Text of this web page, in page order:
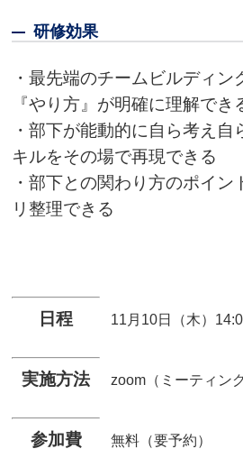
研修効果
・最先端のチームビルディン
『やり方』が明確に理解でき
・部下が能動的に自ら考え自
キルをその場で再現できる
・部下との関わり方のポイン
リ整理できる
日程 11月10日（木）
実施方法 zoom（ミーティン
参加費 無料（要予約）